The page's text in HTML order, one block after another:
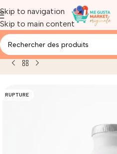
Skip to navigation
Skip to main content
/Produit/NESTLE I LOVE
RUPTURE